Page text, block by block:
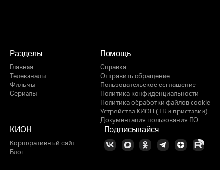
Разделы
Главная
Телеканалы
Фильмы
Сериалы
Помощь
Справка
Отправить обращение
Пользовательское соглашение
Политика конфиденциальности
Политика обработки файлов cookie
Устройства КИОН (ТВ и приставки)
Документация пользования ПО
КИОН
Корпоративный сайт
Блог
Подписывайся